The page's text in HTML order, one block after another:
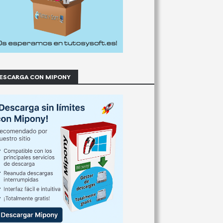
CON MIPONY